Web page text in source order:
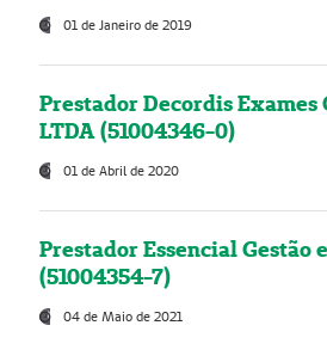
01 de Janeiro de 2019
Prestador Decordis
LTDA (51004346-0)
01 de Abril de 2020
Prestador Essencial Gestão
(51004354-7)
04 de Maio de 2021